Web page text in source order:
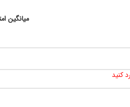
میانگین امتیاز
کنید